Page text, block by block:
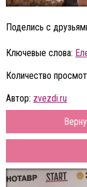
Поделись с
Ключевые слова:
Количество
Автор: zvezdi.ru